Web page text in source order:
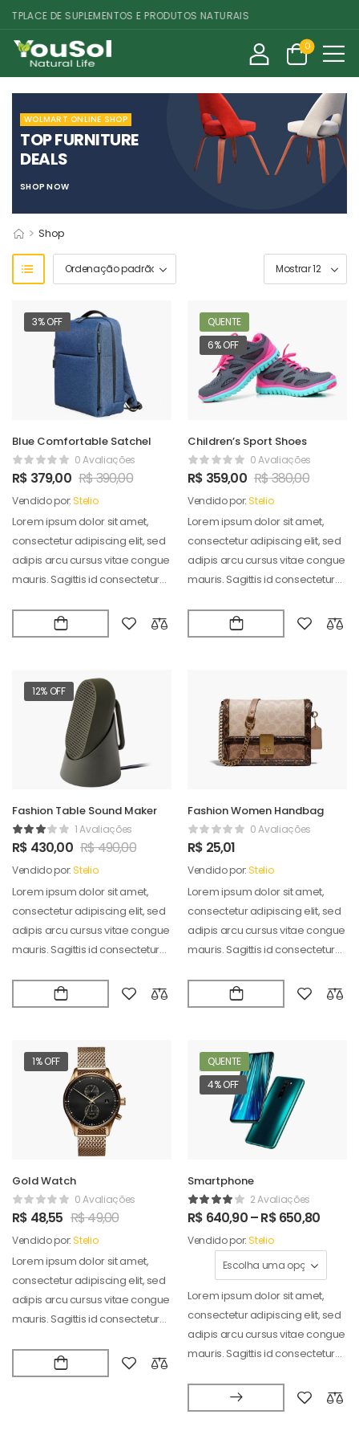
DE SUPLEMENTOS E PRODUTOS NATURAIS
0
WOLMART ONLINE SHOP
TOP FURNITURE
DEALS
SHOP NOW
> Shop
3% OFF
Blue Comfortable Satchel
0 Avaliações
R$ 379,00 R$390,00
Vendido por:Stelio
Lorem ipsum dolor sit amet,
consectetur adipiscing elit, sed
adipis arcu cursus vitae congue
mauris. Sagittis id consectetur
QUENTE
6% OFF
Children’s Sport Shoes
0 Avaliações
R$ 359,00 R$380,00
Vendido por:Stelio
Lorem ipsum dolor sit amet,
consectetur adipiscing elit, sed
adipis arcu cursus vitae congue
mauris. Sagittis id consectetur
12% OFF
Fashion Table Sound Maker
1 Avaliações
R$ 430,00 R$490,00
Vendido por:Stelio
Lorem ipsum dolor sit amet,
consectetur adipiscing elit, sed
adipis arcu cursus vitae congue
mauris. Sagittis id consectetur
Fashion Women Handbag
0 Avaliações
R$ 25,01
Vendido por:Stelio
Lorem ipsum dolor sit amet,
consectetur adipiscing elit, sed
adipis arcu cursus vitae congue
mauris. Sagittis id consectetur
1% OFF
Gold Watch
0 Avaliações
R$ 48,55 R$49,00
Vendido por:Stelio
Lorem ipsum dolor sit amet,
consectetur adipiscing elit, sed
adipis arcu cursus vitae congue
mauris. Sagittis id consectetur
QUENTE
4% OFF
Smartphone
2 Avaliações
R$ 640,90–R$650,80
Vendido por:Stelio
Lorem ipsum dolor sit amet,
consectetur adipiscing elit, sed
adipis arcu cursus vitae congue
mauris. Sagittis id consectetur